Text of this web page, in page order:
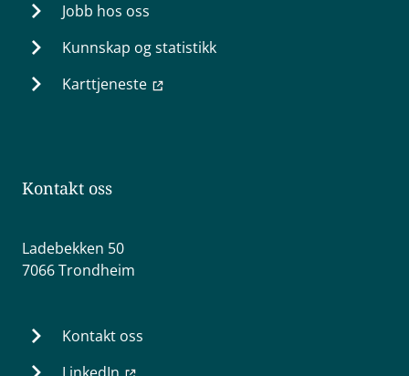
Jobb hos oss
Kunnskap og statistikk
Karttjeneste
Kontakt oss
Ladebekken 50
7066 Trondheim
Kontakt oss